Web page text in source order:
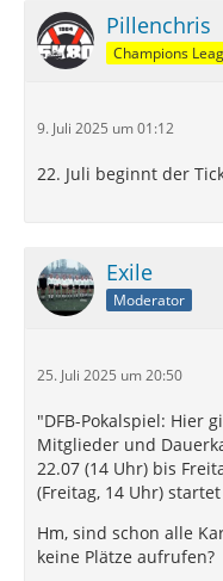
Pillenchris
Champions
9. Juli 2025 um 01:12
22. Juli beginnt der
Exile
Moderator
25. Juli 2025 um 20:50
"DFB-Pokalspiel: Hier
Mitglieder und
22.07 (14 Uhr) bis
(Freitag, 14 Uhr)
Hm, sind schon alle
keine Plätze aufrufen?